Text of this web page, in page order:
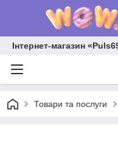
Інтернет-магазин
Товари та послуги